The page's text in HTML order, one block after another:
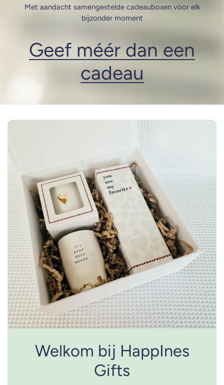
Met aandacht samengestelde cadeauboxen voor elk
bijzonder moment
Geef méér dan een
cadeau
Welkom bij HappInes
Gifts